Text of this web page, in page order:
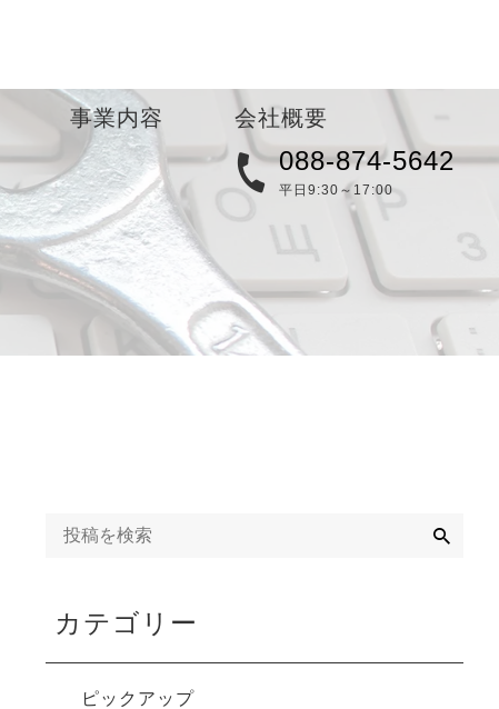
事業内容 会社概要
地域貢献/CSR
088-874-5642
平日9:30～17:00
カテゴリー
ピックアップ